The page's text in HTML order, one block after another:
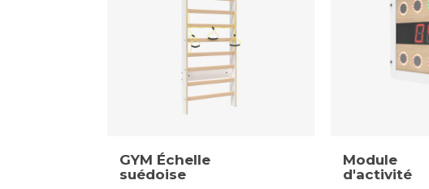
GYM Échelle
suédoise
Module
d'activité